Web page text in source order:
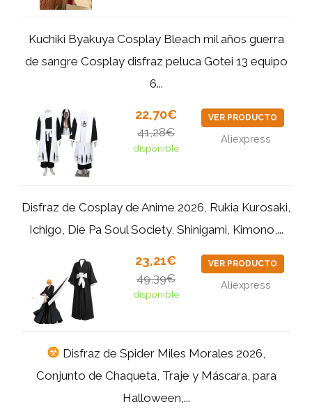
Kuchiki Byakuya Cosplay Bleach mil años guerra
de sangre Cosplay disfraz peluca Gotei 13 equipo
6...
22,70€
41,28€
disponible
VER PRODUCTO
Aliexpress
Disfraz de Cosplay de Anime 2026, Rukia Kurosaki,
Ichigo, Die Pa Soul Society, Shinigami, Kimono,...
23,21€
49,39€
disponible
VER PRODUCTO
Aliexpress
Disfraz de Spider Miles Morales 2026,
Conjunto de Chaqueta, Traje y Máscara, para
Halloween,...